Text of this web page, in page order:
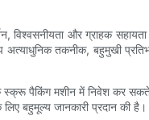
विश्वसनीयता और ग्राहक
तकनीक, बहुमुखी
पैकिंग मशीन में निवेश कर
बहुमूल्य जानकारी प्रदान की है।